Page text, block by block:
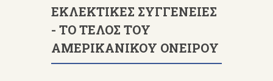
ΕΚΛΕΚΤΙΚΕΣ ΣΥΓΓΕΝΕΙΕΣ
- ΤΟ ΤΕΛΟΣ ΤΟΥ
ΑΜΕΡΙΚΑΝΙΚΟΥ ΟΝΕΙΡΟΥ